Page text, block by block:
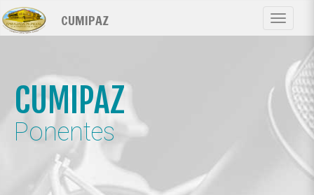
Pasar
al
contenido
Toggle
CUMIPAZ
CUMIPAZ
Ponentes